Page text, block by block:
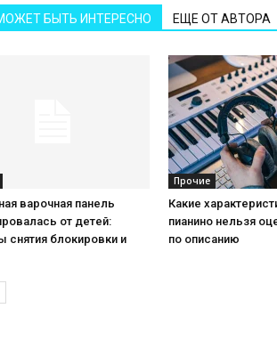
БЫТЬ ИНТЕРЕСНО ЕЩЕ ОТ АВТОРА
варочная панель
от детей:
снятия блокировки и
Прочие
Какие
пианино нельзя
по описанию